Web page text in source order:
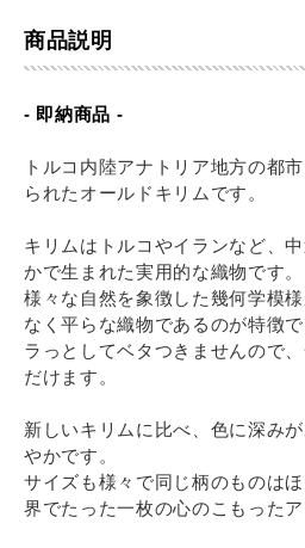
商品説明
- 即納商品 -
トルコ内陸アナトリア地方の都
られたオールドキリムです。
キリムはトルコやイランなど、
かで生まれた実用的な織物です。
様々な自然を象徴した幾何学模
なく平らな織物であるのが特徴
ラっとしてベタつきませんので
だけます。
新しいキリムに比べ、色に深み
やかです。
サイズも様々で同じ柄のものは
界でたった一枚の心のこもったア